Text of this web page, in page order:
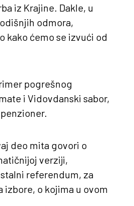
iz Krajine. Dakle, u
odmora,
kako ćemo se izvući od
pogrešnog
i Vidovdanski sabor,
deo mita govori o
verziji,
referendum, za
izbore, o kojima u ovom